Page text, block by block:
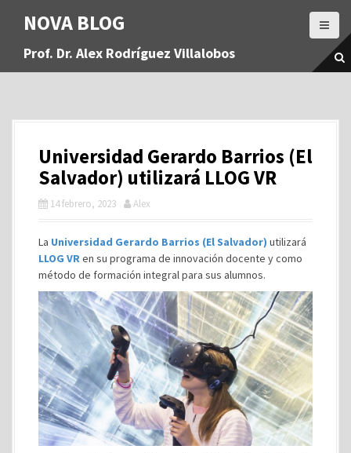
a
NOVA BLOG
Prof. Dr. Alex Rodríguez Villalobos
Universidad Gerardo Barrios (El
Salvador) utilizará LLOG VR
14 febrero, 2023 Alex
La Universidad Gerardo Barrios (El Salvador) utilizará
LLOG VRen su programa de innovación docente y como
método de formación integral para sus alumnos.